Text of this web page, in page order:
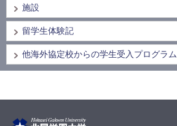
施設
留学生体験記
他海外協定校からの学生受入プログラム